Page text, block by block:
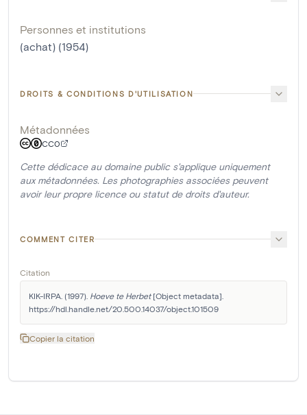
Personnes et institutions
(achat) (1954)
DROITS & CONDITIONS D'UTILISATION
Métadonnées
CC0
Cette dédicace au domaine public s'applique uniquement
aux métadonnées. Les photographies associées peuvent
avoir leur propre licence ou statut de droits d'auteur.
COMMENT CITER
Citation
KIK-IRPA. (1997). Hoeve te Herbet [Object metadata].
https://hdl.handle.net/20.500.14037/object.101509
Copier la citation